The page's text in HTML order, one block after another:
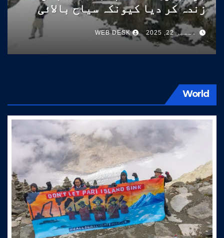
زندہ کر دیا کیونکہ سیاح بالائی
سوات کی طرف آتے ہیں
دسمبر 22, 2025 WEB DESK
World